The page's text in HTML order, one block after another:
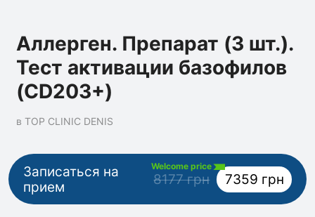
Аллерген. Препарат (3 шт.).
Тест активации базофилов
(CD203+)
в TOP CLINIC DENIS
Записаться на
прием
Welcome price
8177 грн 7359 грн